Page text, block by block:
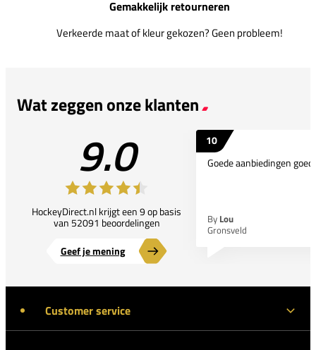
Gemakkelijk retourneren
Verkeerde maat of kleur gekozen? Geen probleem!
Wat zeggen onze klanten
9.0
HockeyDirect.nl krijgt een 9 op basis
van 52091 beoordelingen
Geef je mening
10
Goede aanbiedingen
By Lou
Gronsveld
Customer service